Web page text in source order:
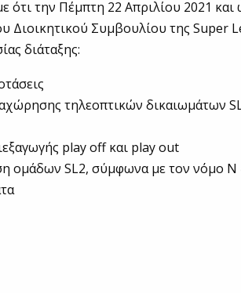
ότι την Πέμπτη 22 Απριλίου 2021
Διοικητικού Συμβουλίου της Super
διάταξης:
τηλεοπτικών δικαιωμάτων
play off και play out
ομάδων SL2, σύμφωνα με τον νόμο Ν